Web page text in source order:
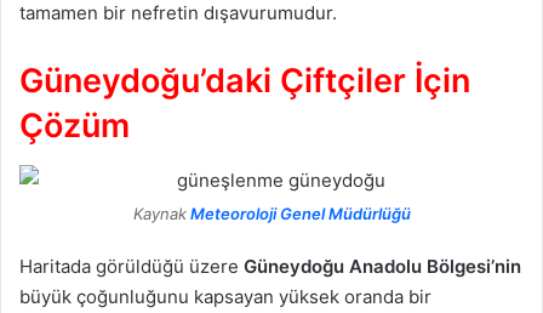
tamamen bir nefretin dışavurumudur.
Güneydoğu’daki Çiftçiler İçin
Çözüm
KaynakMeteoroloji Genel Müdürlüğü
Haritada görüldüğü üzere Güneydoğu Anadolu Bölgesi’nin
büyük çoğunluğunu kapsayan yüksek oranda bir